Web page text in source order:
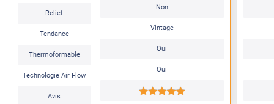
Relief
Tendance
Thermoformable
Technologie Air Flow
Avis
Non
Vintage
Oui
Oui
*****